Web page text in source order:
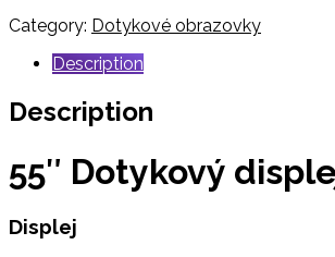
Category: Dotykové obrazovky
Description
Description
55″ Dotykový
Displej